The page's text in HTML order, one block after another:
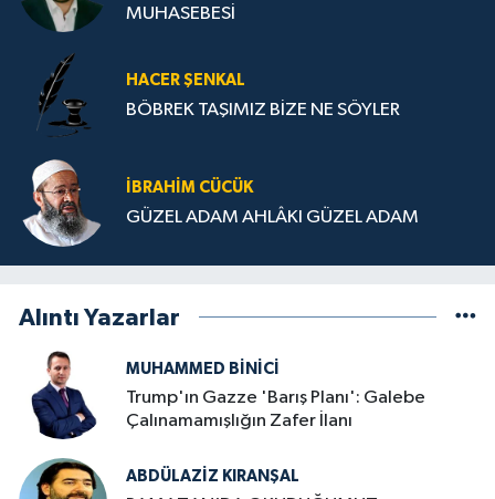
MUHASEBESİ
HACER ŞENKAL
BÖBREK TAŞIMIZ BİZE NE SÖYLER
İBRAHIM CÜCÜK
GÜZEL ADAM AHLÂKI GÜZEL ADAM
Alıntı Yazarlar
MUHAMMED BINICI
Trump'ın Gazze 'Barış Planı': Galebe
Çalınamamışlığın Zafer İlanı
ABDÜLAZIZ KIRANŞAL